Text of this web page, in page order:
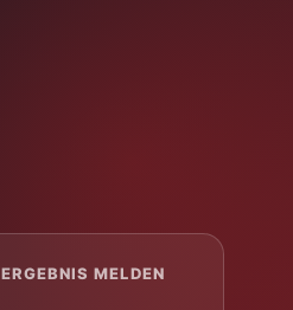
ERGEBNIS MELDEN